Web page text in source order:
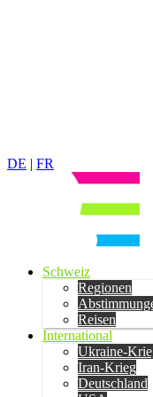
DE | FR
Schweiz
Regionen
Reisen
International
Ukraine-
Iran-Krieg
Deutschland